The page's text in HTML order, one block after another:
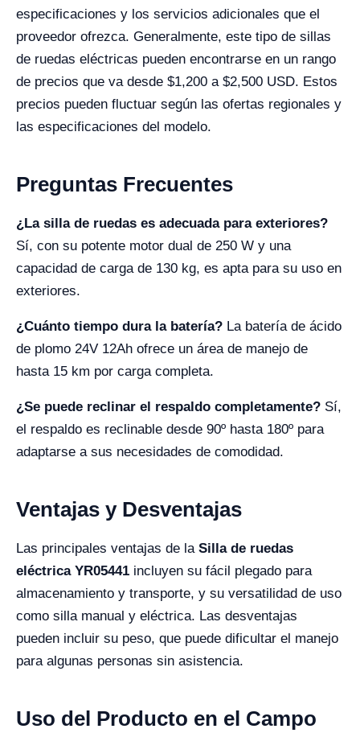
especificaciones y los servicios adicionales que el
proveedor ofrezca. Generalmente, este tipo de sillas
de ruedas eléctricas pueden encontrarse en un rango
de precios que va desde $1,200 a $2,500 USD. Estos
precios pueden fluctuar según las ofertas regionales y
las especificaciones del modelo.
Preguntas Frecuentes
¿La silla de ruedas es adecuada para exteriores?
Sí, con su potente motor dual de 250 W y una
capacidad de carga de 130 kg, es apta para su uso en
exteriores.
¿Cuánto tiempo dura la batería? La batería de ácido
de plomo 24V 12Ah ofrece un área de manejo de
hasta 15 km por carga completa.
¿Se puede reclinar el respaldo completamente? Sí,
el respaldo es reclinable desde 90º hasta 180º para
adaptarse a sus necesidades de comodidad.
Ventajas y Desventajas
Las principales ventajas de la Silla de ruedas
eléctrica YR05441 incluyen su fácil plegado para
almacenamiento y transporte, y su versatilidad de uso
como silla manual y eléctrica. Las desventajas
pueden incluir su peso, que puede dificultar el manejo
para algunas personas sin asistencia.
Uso del Producto en el Campo